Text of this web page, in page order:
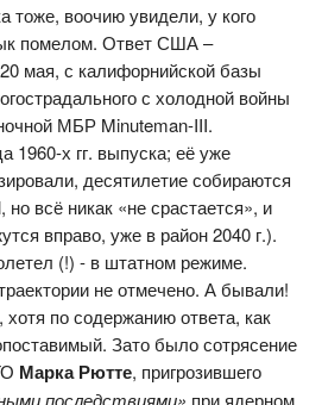
тоже, воочию увидели, у кого
помелом. Ответ США –
мая, с калифорнийской базы
с холодной войны
МБР Minuteman-III.
1960-х гг. выпуска; её уже
десятилетие собираются
всё никак «не срастается», и
вправо, уже в район 2040 г.).
(!) - в штатном режиме.
не отмечено. А бывали!
по содержанию ответа, как
Зато было сотрясение
Марка Рютте, пригрозившего
последствиями» при ядерном